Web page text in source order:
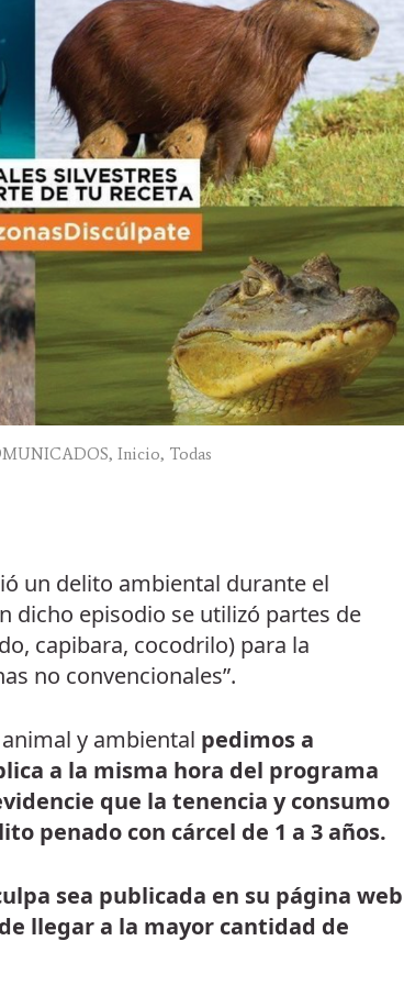
,Inicio, Todas
un delito ambiental durante el
dicho episodio se utilizó partes de
capibara, cocodrilo) para la
no convencionales”.
y ambiental pedimos a
a la misma hora del programa
que la tenencia y consumo
penado con cárcel de 1 a 3 años.
sea publicada en su página web
llegar a la mayor cantidad de